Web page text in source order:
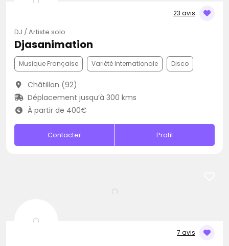
23 avis
DJ / Artiste solo
Djasanimation
Musique Française Variété Internationale Disco
Châtillon (92)
Déplacement jusqu’à 300 kms
À partir de 400€
Contacter Profil
7 avis